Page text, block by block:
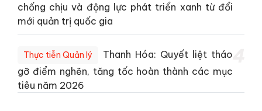
chống chịu và động lực phát triển xanh từ đổi
mới quản trị quốc gia
Thực tiễn Quản lý
Thanh Hóa: Quyết liệt tháo
gỡ điểm nghẽn, tăng tốc hoàn thành các mục
tiêu năm 2026